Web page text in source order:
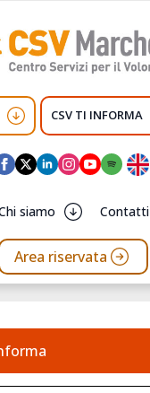
CSV TI INFORMA
siamo Contatti
Area riservata